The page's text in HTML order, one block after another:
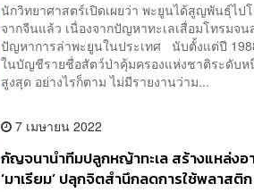
นักวิทยาศาสตร์เปิดเผยว่า พะยูนได้สูญพันธุ์ไป
จากจีนแล้ว เนื่องจากปัญหาทะเลเสื่อมโทรมจ
ปัญหาการล่าพะยูนในประเทศ นับตั้งแต่ปี
ในบัญชีรายชื่อสัตว์ป่าคุ้มครองแห่งชาติระดับห
สูงสุด อย่างไรก็ตาม ไม่มีรายงานว่าม...
7 เมษายน 2022
กัญจนานำทีมปลูกหญ้าทะเล สร้างแหล่งอ
‘มาเรียม’ ปลุกจิตสำนึกลดการใช้พลาสติก